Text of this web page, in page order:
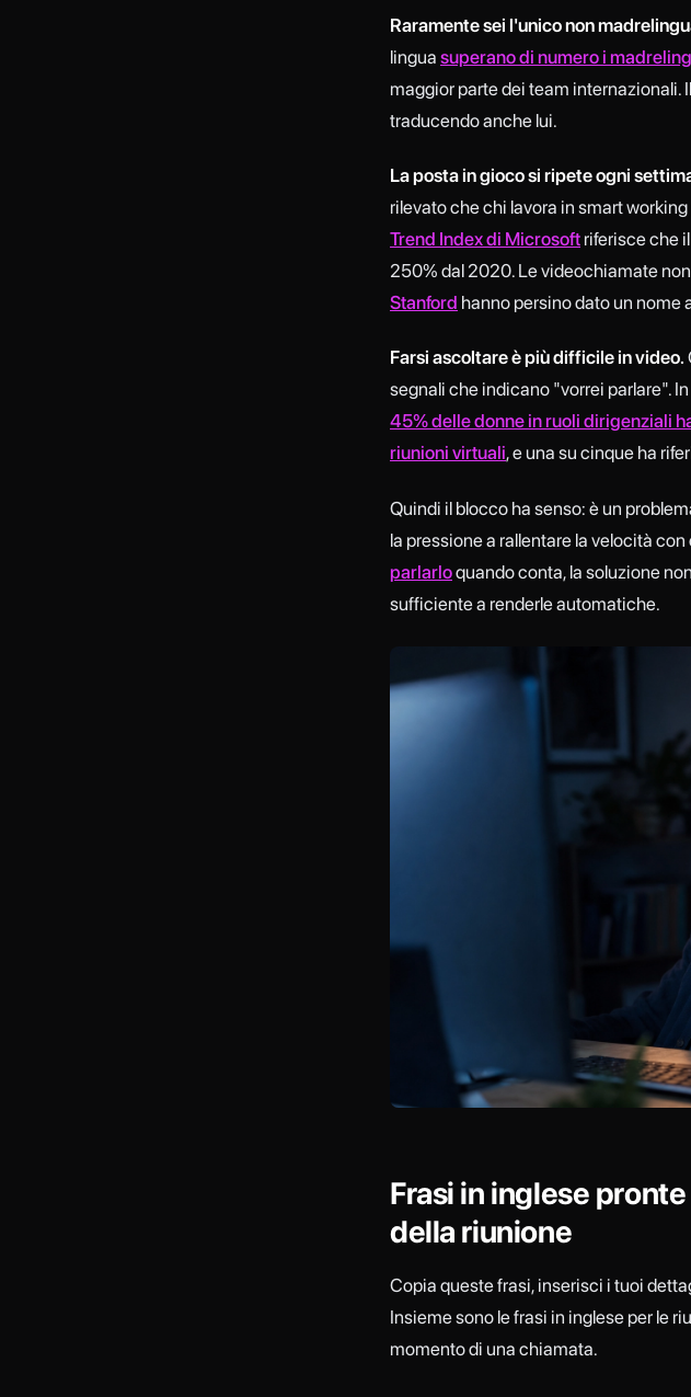
Raramente sei l'unico non
lingua superano di numero i
maggior parte dei team internazionali.
traducendo anche lui.
La posta in gioco si ripete ogni
rilevato che chi lavora in smart
Trend Index di Microsoft riferisce che
250% dal 2020. Le videochiamate
Stanford hanno persino dato un nome
Farsi ascoltare è più difficile in video.
segnali che indicano "vorrei parlare".
45% delle donne in ruoli dirigenziali
riunioni virtuali, e una su cinque ha
Quindi il blocco ha senso: è un
la pressione a rallentare la velocità con
parlarloquando conta, la soluzione
sufficiente a renderle automatiche.
Frasi in inglese
della riunione
Copia queste frasi, inserisci i tuoi
Insieme sono le frasi in inglese per le
momento di una chiamata.